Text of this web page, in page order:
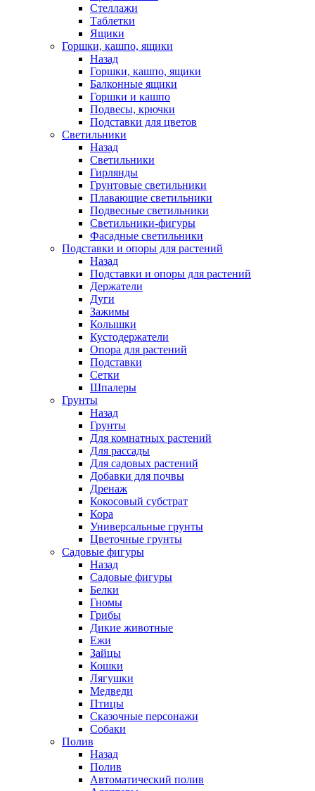
Стеллажи
Таблетки
Ящики
Горшки, кашпо, ящики
Назад
Горшки, кашпо, ящики
Балконные ящики
Горшки и кашпо
Подвесы, крючки
Подставки для цветов
Светильники
Назад
Светильники
Гирлянды
Грунтовые светильники
Плавающие светильники
Подвесные светильники
Светильники-фигуры
Фасадные светильники
Подставки и опоры для растений
Назад
Подставки и опоры для растений
Держатели
Дуги
Зажимы
Колышки
Кустодержатели
Опора для растений
Подставки
Сетки
Шпалеры
Грунты
Назад
Грунты
Для комнатных растений
Для рассады
Для садовых растений
Добавки для почвы
Дренаж
Кокосовый субстрат
Кора
Универсальные грунты
Цветочные грунты
Садовые фигуры
Назад
Садовые фигуры
Белки
Гномы
Грибы
Дикие животные
Ежи
Зайцы
Кошки
Лягушки
Медведи
Птицы
Сказочные персонажи
Собаки
Полив
Назад
Полив
Автоматический полив